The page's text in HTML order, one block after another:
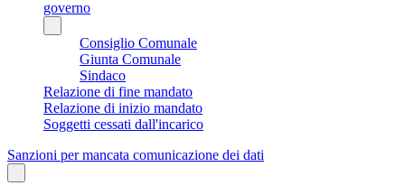
governo
Consiglio Comunale
Giunta Comunale
Sindaco
Relazione di fine mandato
Relazione di inizio mandato
Soggetti cessati dall'incarico
Sanzioni per mancata comunicazione dei dati